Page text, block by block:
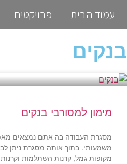
עמוד הבית פרויקטים
בנקים
מימון למסורבי בנקים
מסגרת העבודה בה אתם נמצאים
משמעותי. בתוך אותה מסגרת ניתן
מקופות גמל, קרנות השתלמות